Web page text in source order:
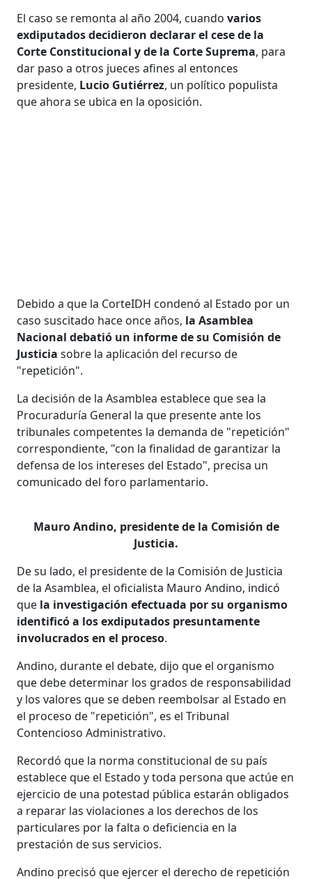
El caso se remonta al año 2004, cuandovarios
exdiputados decidieron declarar el cese de la
Corte Constitucional y de la Corte Suprema, para
dar paso a otros jueces afines al entonces
presidente, Lucio Gutiérrez, un político populista
que ahora se ubica en la oposición.
Debido a que la CorteIDH condenó al Estado por un
caso suscitado hace once años, la Asamblea
Nacional debatió un informe de su Comisión de
Justiciasobre la aplicación del recurso de
"repetición".
La decisión de la Asamblea establece que sea la
Procuraduría General la que presente ante los
tribunales competentes la demanda de "repetición"
correspondiente, "con la finalidad de garantizar la
defensa de los intereses del Estado", precisa un
comunicado del foro parlamentario.
Mauro Andino, presidente de la Comisión de
Justicia.
De su lado, el presidente de la Comisión de Justicia
de la Asamblea, el oficialista Mauro Andino, indicó
que la investigación efectuada por su organismo
identificó a los exdiputados presuntamente
involucrados en el proceso.
Andino, durante el debate, dijo que el organismo
que debe determinar los grados de responsabilidad
y los valores que se deben reembolsar al Estado en
el proceso de "repetición", es el Tribunal
Contencioso Administrativo.
Recordó que la norma constitucional de su país
establece que el Estado y toda persona que actúe en
ejercicio de una potestad pública estarán obligados
a reparar las violaciones a los derechos de los
particulares por la falta o deficiencia en la
prestación de sus servicios.
Andino precisó que ejercer el derecho de repetición